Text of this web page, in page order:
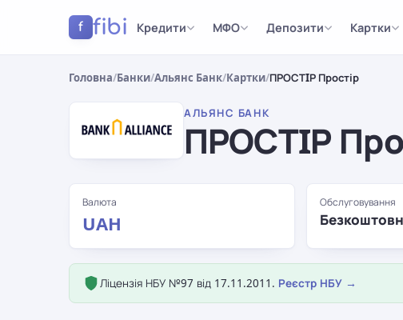
f fibi Кредити МФО Депозити Картки
Головна/Банки/Альянс Банк/Картки/ПРОСТIР Простір
АЛЬЯНС БАНК
ПРОСТIР
Валюта
UAH
Обслуговування
Ліцензія НБУ №97 від 17.11.2011. Реєстр НБУ →